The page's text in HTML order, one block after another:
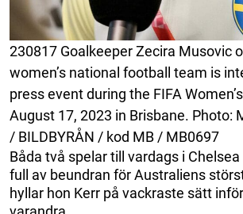
230817 Goalkeeper Zecira Musovic
women’s national football team is
press event during the FIFA
August 17, 2023 in Brisbane. Photo:
/ BILDBYRÅN / kod MB / MB0697
Båda två spelar till vardags i
full av beundran för Australiens
hyllar hon Kerr på vackraste sätt